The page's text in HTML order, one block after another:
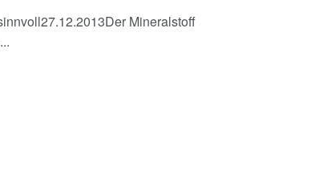
Mineralstoff